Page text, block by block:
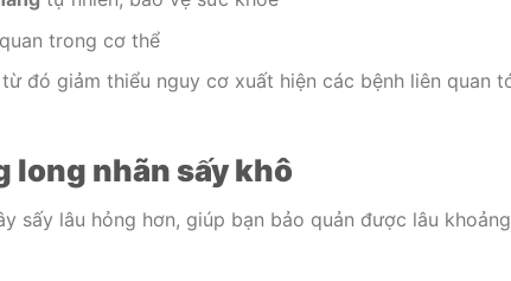
trong cơ thể
đó giảm thiểu nguy cơ xuất hiện các bệnh liên quan
long nhãn sấy khô
sấy lâu hỏng hơn, giúp bạn bảo quản được lâu khoảng